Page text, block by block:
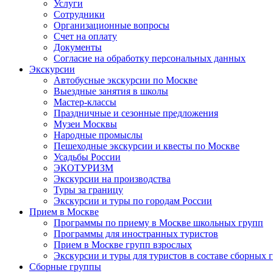
Услуги
Сотрудники
Организационные вопросы
Счет на оплату
Документы
Согласие на обработку персональных данных
Экскурсии
Автобусные экскурсии по Москве
Выездные занятия в школы
Мастер-классы
Праздничные и сезонные предложения
Музеи Москвы
Народные промыслы
Пешеходные экскурсии и квесты по Москве
Усадьбы России
ЭКОТУРИЗМ
Экскурсии на производства
Туры за границу
Экскурсии и туры по городам России
Прием в Москве
Программы по приему в Москве школьных групп
Программы для иностранных туристов
Прием в Москве групп взрослых
Экскурсии и туры для туристов в составе сборных
Сборные группы